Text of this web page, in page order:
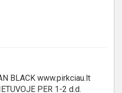
BLACK www.pirkciau.lt
PER 1-2 d.d.